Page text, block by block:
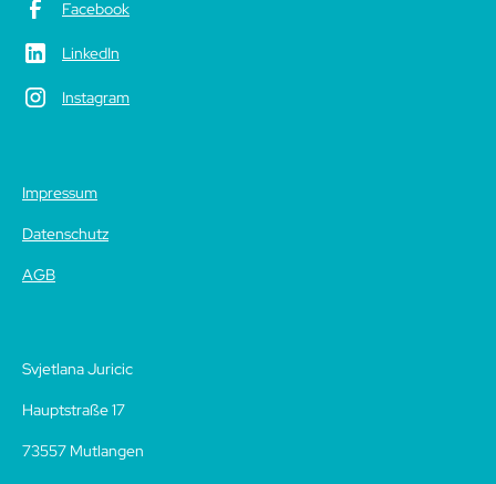
Facebook
LinkedIn
Instagram
Impressum
Datenschutz
AGB
Svjetlana Juricic
Hauptstraße 17
73557 Mutlangen